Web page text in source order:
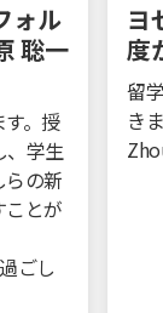
ォル
聡一
。授
、学生
の新
ことが
ごし
ヨ
度
留
き